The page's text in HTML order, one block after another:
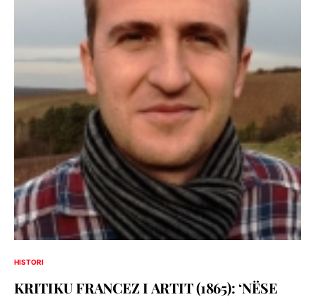
HISTORI
KRITIKU FRANCEZ I ARTIT (1865): ‘NËSE